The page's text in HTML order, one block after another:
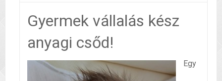
Gyermek vállalás kész
anyagi csőd!
Egy